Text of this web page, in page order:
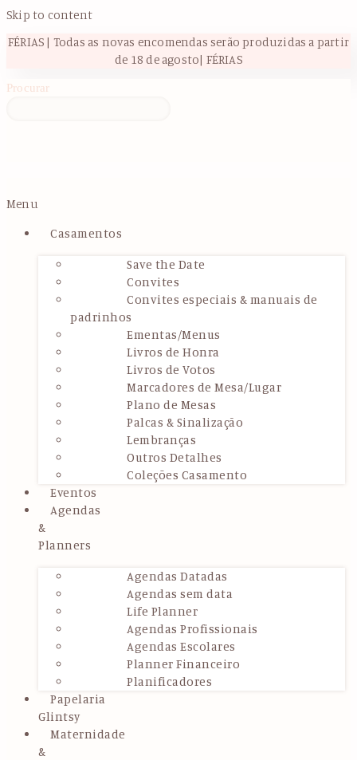
Skip to content
FÉRIAS | Todas as novas encomendas serão produzidas a partir
de 18 de agosto| FÉRIAS
Procurar
Menu
Casamentos
Save the Date
Convites
Convites especiais & manuais de
padrinhos
Ementas/Menus
Livros de Honra
Livros de Votos
Marcadores de Mesa/Lugar
Plano de Mesas
Palcas & Sinalização
Lembranças
Outros Detalhes
Coleções Casamento
Eventos
Agendas
&
Planners
Agendas Datadas
Agendas sem data
Life Planner
Agendas Profissionais
Agendas Escolares
Planner Financeiro
Planificadores
Papelaria
Glintsy
Maternidade
&